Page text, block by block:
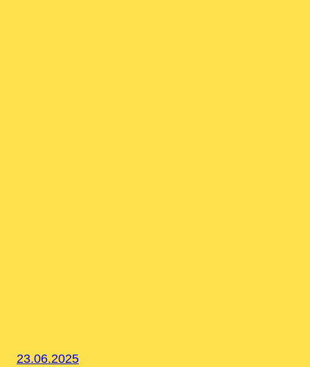
23.06.2025